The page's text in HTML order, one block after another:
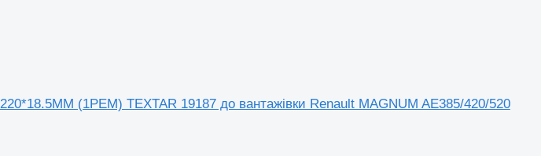
(1РЕМ) TEXTAR 19187 до вантажівки Renault MAGNUM AE385/420/520